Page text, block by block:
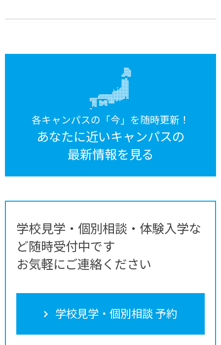
各キャンパスの「今」を随時更新！
あなたに近いキャンパスの
最新情報を見る
学校見学・個別相談・体験入学な
ど随時受付中です
お気軽にご連絡ください
学校見学・個別相談 予約